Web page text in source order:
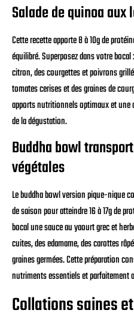
Salade de quinoa
Cette recette apporte 8 à 10g de
équilibré. Superposez dans votre
citron, des courgettes et poivrons
tomates cerises et des graines de
apports nutritionnels optimaux et
de la dégustation.
Buddha bowl
végétales
Le buddha bowl version pique-nique
de saison pour atteindre 16 à 17g de
bocal une sauce au yaourt grec et
cuites, des edamame, des carottes
graines germées. Cette préparation
nutriments essentiels et parfaitement
Collations saines